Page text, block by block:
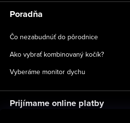
Poradňa
Čo nezabudnúť do pôrodnice
Ako vybrať kombinovaný kočík?
Vyberáme monitor dychu
Prijímame online platby